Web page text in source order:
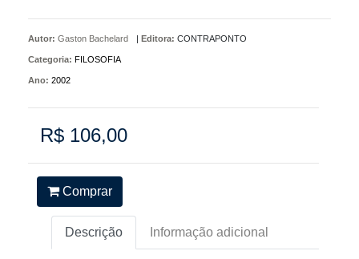
Autor: Gaston Bachelard | Editora: CONTRAPONTO
Categoria: FILOSOFIA
Ano: 2002
R$ 106,00
Comprar
Descrição Informação adicional